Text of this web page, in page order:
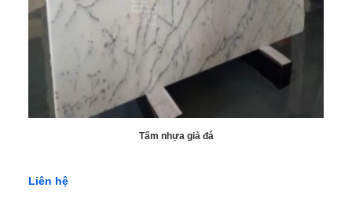
Tấm nhựa giả đá
Liên hệ